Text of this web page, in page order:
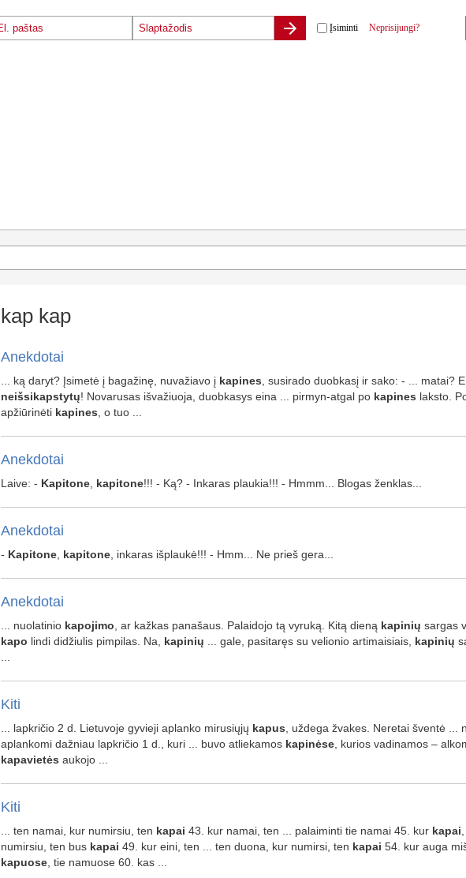
Įsiminti Neprisijungi?
kap kap
Anekdotai
... ką daryt? Įsimetė į bagažinę, nuvažiavo į kapines , susirado duobkasį ir sako: - ... matai?
neišsikapstytų! Novarusas išvažiuoja, duobkasys eina ... pirmyn-atgal po kapines laksto.
apžiūrinėti kapines , o tuo ...
Anekdotai
Laive: - Kapitone, kapitone!!! - Ką? - Inkaras plaukia!!! - Hmmm... Blogas ženklas...
Anekdotai
- Kapitone, kapitone, inkaras išplaukė!!! - Hmm... Ne prieš gera...
Anekdotai
... nuolatinio kapojimo , ar kažkas panašaus. Palaidojo tą vyruką. Kitą dieną kapinių sargas
kapo lindi didžiulis pimpilas. Na, kapinių ... gale, pasitaręs su velionio artimaisiais, kapinių
Kiti
... lapkričio 2 d. Lietuvoje gyvieji aplanko mirusiųjų kapus , uždega žvakes. Neretai šventė ...
aplankomi dažniau lapkričio 1 d., kuri ... buvo atliekamos kapinėse, kurios vadinamos –
kapavietės aukojo ...
Kiti
... ten namai, kur numirsiu, ten kapai 43. kur namai, ten ... palaiminti tie namai 45. kur kapai
numirsiu, ten bus kapai 49. kur eini, ten ... ten duona, kur numirsi, ten kapai 54. kur auga
kapuose, tie namuose 60. kas ...